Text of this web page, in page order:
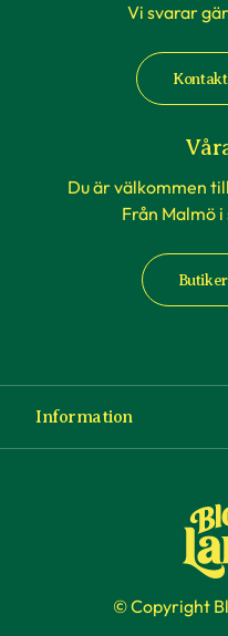
Vi svarar
Du är välkommen
Från Malmö
Information
Köp- och leveransvillkor
© Copyright